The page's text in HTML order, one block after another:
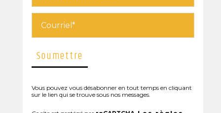
Vous pouvez vous désabonner en tout temps en cliquant
sur le lien qui se trouve sous nos messages.